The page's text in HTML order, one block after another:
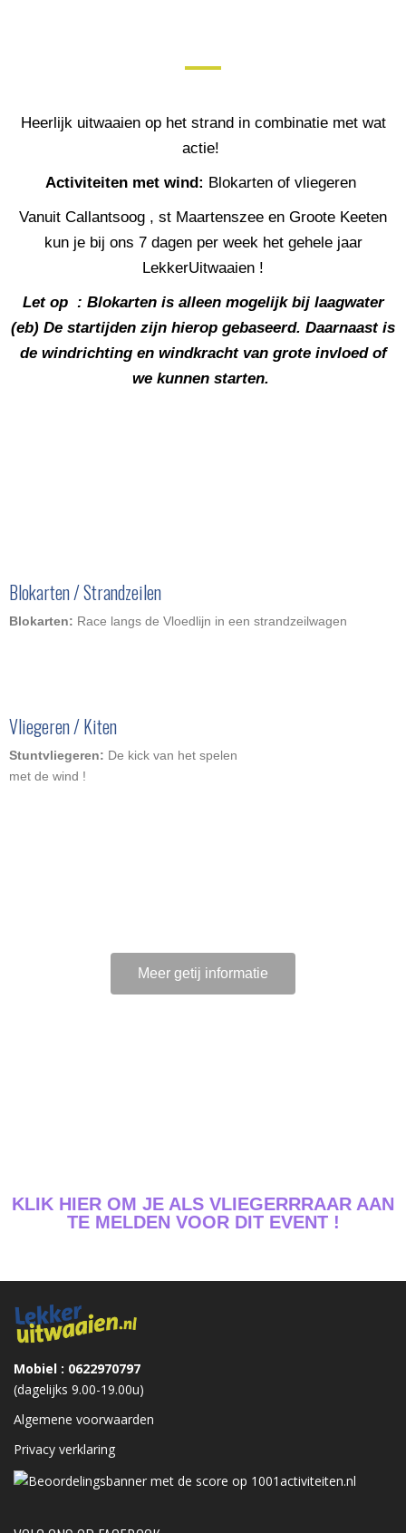
Heerlijk uitwaaien op het strand in combinatie met wat
actie!
Activiteiten met wind: Blokarten of vliegeren
Vanuit Callantsoog , st Maartenszee en Groote Keeten
kun je bij ons 7 dagen per week het gehele jaar
LekkerUitwaaien !
Let op : Blokarten is alleen mogelijk bij laagwater
(eb) De startijden zijn hierop gebaseerd. Daarnaast is
de windrichting en windkracht van grote invloed of
we kunnen starten.
Blokarten / Strandzeilen
Blokarten: Race langs de Vloedlijn in een strandzeilwagen
Vliegeren / Kiten
Stuntvliegeren: De kick van het spelen
met de wind !
Meer getij informatie
KLIK HIER OM JE ALS VLIEGERRRAAR AAN
TE MELDEN VOOR DIT EVENT !
Mobiel : 0622970797
(dagelijks 9.00-19.00u)
Algemene voorwaarden
Privacy verklaring